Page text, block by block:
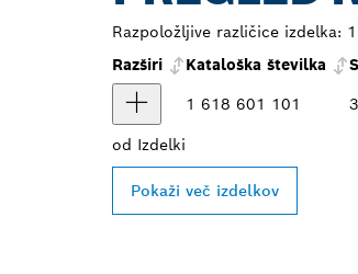
Razpoložljive različice izdelka: 1
Razširi
Kataloška številka
1 618 601 101
od Izdelki
Pokaži več izdelkov